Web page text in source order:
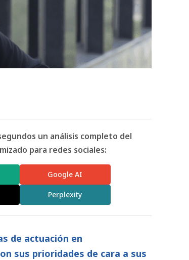
un análisis completo del
para redes sociales:
Google AI
Perplexity
de actuación en
sus prioridades de cara a sus